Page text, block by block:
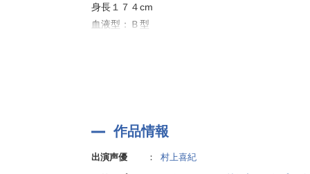
身長１７４cm
血液型：Ｂ型
その才能には周囲も一目置いている。
常に生活に困窮していて、おこぼれを頂戴しよう
作品情報
出演声優 ：
村上喜紀